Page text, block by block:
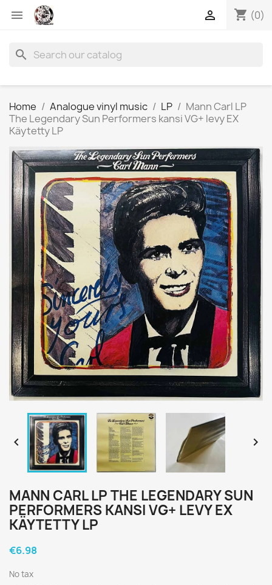
 shopping_cart (0)

search
Home Analogue vinyl music LP
Mann Carl LP
The Legendary Sun Performers kansi VG+ levy EX
Käytetty LP
 
MANN CARL LP THE LEGENDARY SUN
PERFORMERS KANSI VG+ LEVY EX
KÄYTETTY LP
€6.98
No tax